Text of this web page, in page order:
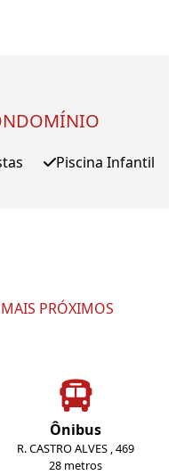
Piscina Infantil
PRÓXIMOS
Ônibus
R. CASTRO ALVES , 469
28 metros